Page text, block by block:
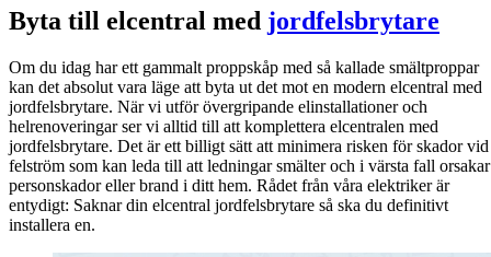
Byta till elcentral med jordfelsbrytare
Om du idag har ett gammalt proppskåp med så kallade smältproppar
kan det absolut vara läge att byta ut det mot en modern elcentral med
jordfelsbrytare. När vi utför övergripande elinstallationer och
helrenoveringar ser vi alltid till att komplettera elcentralen med
jordfelsbrytare. Det är ett billigt sätt att minimera risken för skador vid
felström som kan leda till att ledningar smälter och i värsta fall orsakar
personskador eller brand i ditt hem. Rådet från våra elektriker är
entydigt: Saknar din elcentral jordfelsbrytare så ska du definitivt
installera en.